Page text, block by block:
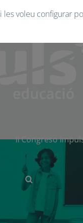
II Congreso
voleu configurar